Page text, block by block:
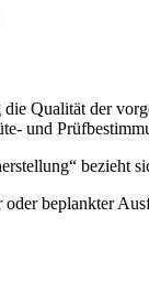
Qualität der
und
bezieht
beplankter